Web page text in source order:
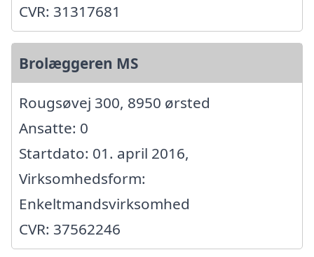
CVR: 31317681
Brolæggeren MS
Rougsøvej 300, 8950 ørsted
Ansatte: 0
Startdato: 01. april 2016,
Virksomhedsform:
Enkeltmandsvirksomhed
CVR: 37562246